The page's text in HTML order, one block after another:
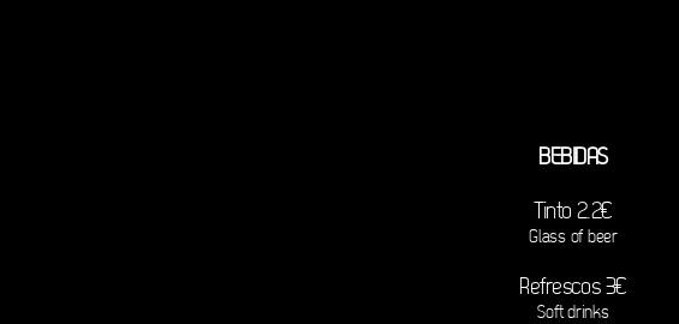
BEBIDAS
Tinto 2.2€
Glass of beer
Refrescos 3€
Soft drinks